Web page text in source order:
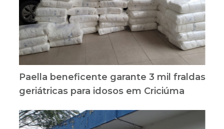
Paella beneficente garante 3 mil fraldas
geriátricas para idosos em Criciúma